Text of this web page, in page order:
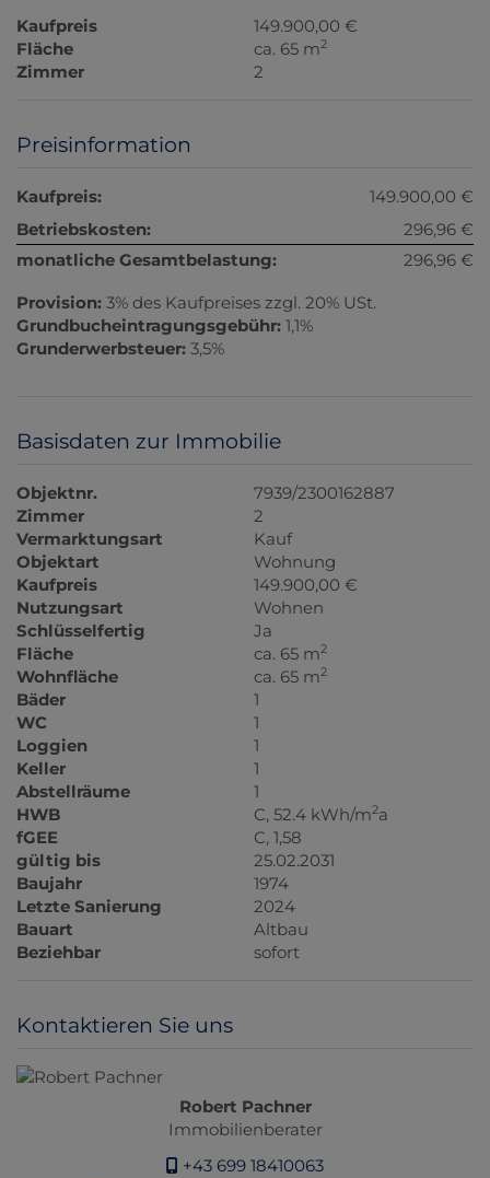
Kaufpreis
149.900,00 €
Fläche
ca. 65 m2
Zimmer 2
Preisinformation
Kaufpreis:
149.900,00 €
Betriebskosten:
296,96 €
monatliche Gesamtbelastung:
296,96 €
Provision: 3% des Kaufpreises zzgl. 20% USt.
Grundbucheintragungsgebühr: 1,1%
Grunderwerbsteuer: 3,5%
Basisdaten zur Immobilie
Objektnr.
7939/2300162887
Zimmer
2
Vermarktungsart
Kauf
Objektart
Wohnung
Kaufpreis
149.900,00 €
Nutzungsart
Wohnen
Schlüsselfertig
Ja
Fläche
ca. 65 m2
Wohnfläche ca. 65 m2
Bäder
1
WC
1
Loggien
1
Keller
1
Abstellräume
1
HWB
C, 52.4 kWh/m2a
fGEE
C, 1,58
gültig bis
25.02.2031
Baujahr
1974
Letzte Sanierung
2024
Bauart
Altbau
Beziehbar
sofort
Kontaktieren Sie uns
Robert Pachner
Immobilienberater
+43 699 18410063